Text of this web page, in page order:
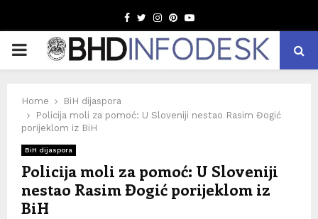
Facebook
TwitterInstagram
Pinterest
Youtube
PRIMARY
Home
BiH dijaspora
Policija moli za pomoć: U Sloveniji nestao Rasim Đogić
porijeklom iz BiH
BiH dijaspora
Policija moli za pomoć: U Sloveniji
nestao Rasim Đogić porijeklom iz
BiH